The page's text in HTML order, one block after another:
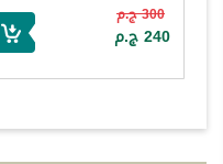
300 ج.م
240 ج.م